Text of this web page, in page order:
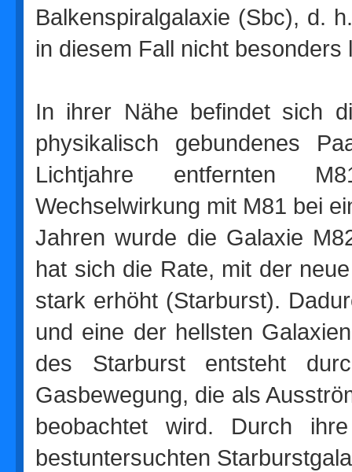
Balkenspiralgalaxie (Sbc), d.
in diesem Fall nicht besonders
In ihrer Nähe befindet sich
physikalisch gebundenes
Lichtjahre entfernten
Wechselwirkung mit M81 bei
Jahren wurde die Galaxie
hat sich die Rate, mit der
stark erhöht (Starburst).
und eine der hellsten
des Starburst entsteht
Gasbewegung, die als
beobachtet wird. Durch
bestuntersuchten